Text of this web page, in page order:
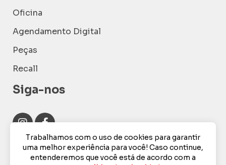
Oficina
Agendamento Digital
Peças
Recall
Siga-nos
Trabalhamos com o uso de cookies para garantir
uma melhor experiência para você! Caso continue,
entenderemos que você está de acordo com a